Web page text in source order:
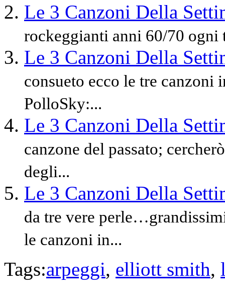
Le 3 Canzoni Della
rockeggianti anni 60/70
Le 3 Canzoni Della
consueto ecco le tre canzoni
PolloSky:...
Le 3 Canzoni Della
canzone del passato;
degli...
Le 3 Canzoni Della
da tre vere
le canzoni in...
Tags:arpeggi, elliott smith,